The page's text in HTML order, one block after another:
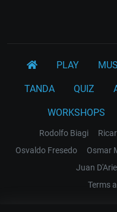
PLAY
TANDA QUIZ
WORKSHOPS
Rodolfo Biagi
Osvaldo Fresedo
Osmar
Juan
Terms